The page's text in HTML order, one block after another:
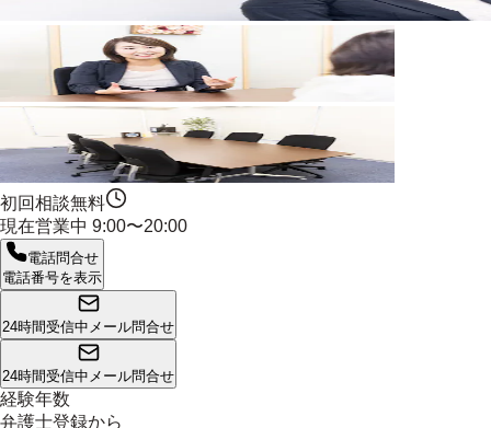
初回相談無料
現在営業中 9:00〜20:00
電話問合せ
電話番号を表示
24時間受信中 メール問合せ
24時間受信中 メール問合せ
経験年数
弁護士登録から